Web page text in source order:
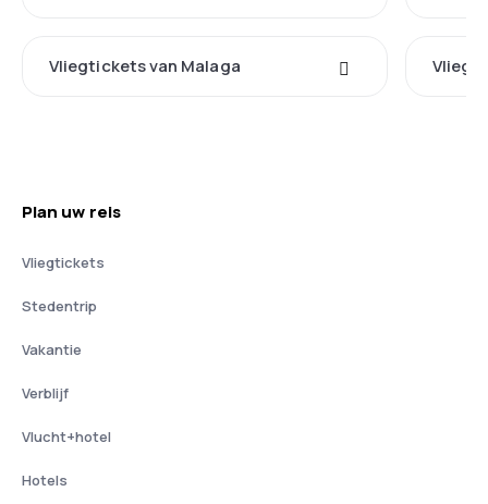
Vliegtickets van Malaga
Plan uw reis
Vliegtickets
Stedentrip
Vakantie
Verblijf
Vlucht+hotel
Hotels